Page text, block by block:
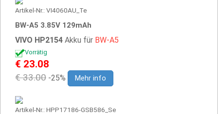
Artikel-Nr.: VI4060AU_Te
BW-A5 3.85V 129mAh
VIVO HP2154 Akku für BW-A5
Vorrätig
€ 23.08
€ 33.00 -25% Mehr info
Artikel-Nr.: HPP17186-GSB586_Se